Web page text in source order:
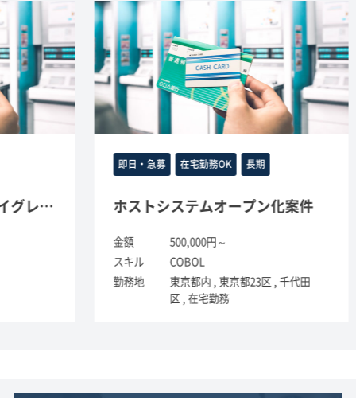
ション（Unix-COBOL）
即日・急募 在宅勤務OK 長期
ホストシステムオープン化案件
500,000円～
COBOL
東京都内 , 東京都23区 , 千代田
区 , 在宅勤務